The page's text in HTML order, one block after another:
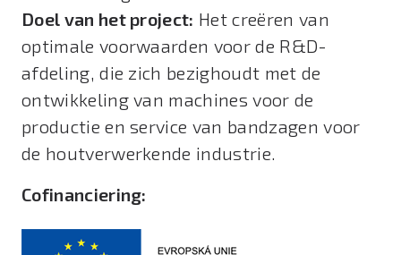
Doel van het project: Het creëren van
optimale voorwaarden voor de R&D-
afdeling, die zich bezighoudt met de
ontwikkeling van machines voor de
productie en service van bandzagen voor
de houtverwerkende industrie.
Cofinanciering: